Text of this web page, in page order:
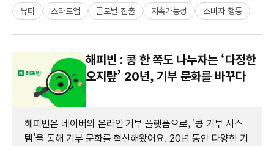
뷰티 스타트업 글로벌 진출 지속가능성 소비자 행동
해피빈 : 콩 한 쪽도 나누자는 ‘다정한
오지랖’ 20년, 기부 문화를 바꾸다
해피빈은 네이버의 온라인 기부 플랫폼으로, '콩 기부 시스
템'을 통해 기부 문화를 혁신해왔어요. 20년 동안 다양한 기